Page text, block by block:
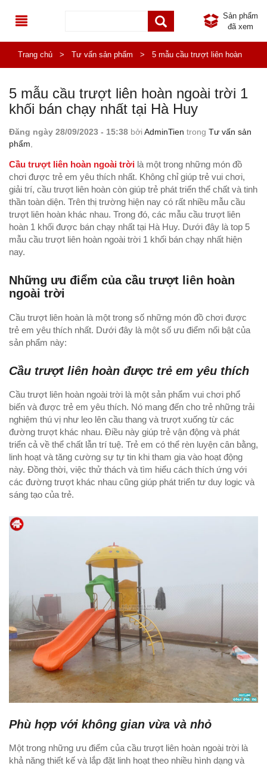
Sản phẩm
đã xem
TRANG CHỦ
DANH MỤC SẢN PHẨM
THÚ NHÚN LÒ XO CHO BÉ
BẬP BÊNH NGOÀI TRỜI
THANG LEO CẦU TRƯỢT NGOÀI TRỜI
CẦU TRƯỢT BỂ BƠI
THANG LEO VẬN ĐỘNG THỂ CHẤT
ĐU QUAY, MÂM QUAY CHO BÉ
NHÀ BÓNG NGOÀI TRỜI
BỘ LEO NÚI CHO BÉ
GÓC THIÊN NHIÊN, VƯỜN CỔ TÍCH
BỂ CHƠI CÁT NƯỚC CHO BÉ
LINH KIỆN ĐỒ CHƠI NGOÀI TRỜI
THIẾT BỊ THỂ THAO NGOÀI TRỜI PHỔ THÔNG
THIẾT BỊ THỂ DỤC NGOÀI TRỜI ĐA NĂNG
KHU VUI CHƠI LIÊN HOÀN
NHÀ LIÊN HOÀN TRONG NHÀ
PHỤ KIỆN NHÀ LIÊN HOÀN
ĐỒ CHƠI NHẬP KHẨU
BÀN GHẾ NHẬP KHẨU
CẦU TRƯỢT, XÍCH ĐU
NHÀ CHƠI CHO BÉ
BỂ BÓNG CHO BÉ
BẬP BÊNH CHO BÉ
XE CHÒI CHÂN, ĐẠP CHÂN
HẦM CHUI, CUNG CHUI, CỘT BÓNG RỔ
NHÀ LEO CẦU TRƯỢT
BỘ TẬP GYM CHO BÉ
BỘ VẬN ĐỘNG ĐA NĂNG, BỘ THỂ CHẤT
THẢM CỎ NHÂN TẠO
NỘI THẤT MẦM NON
GIƯỜNG NGỦ MẦM NON
BẢNG, GIÁ VẼ, HÀNG RÀO
TỦ, GIÁ, KỆ MẦM NON BẰNG GỖ TỰ NHIÊN
TỦ, GIÁ, KỆ MẦM NON BẰNG GỖ MDF
TỦ SẮT – TỦ TÀI LIỆU BẰNG SẮT
BÌNH ĐỰNG, BÌNH Ủ NƯỚC INOX
THIẾT BỊ INOX TRONG PHÒNG HỌC
THIẾT BỊ INOX TẠI NHÀ BẾP
ĐỒ CHƠI THEO THÔNG TƯ 02
SẢN PHẨM GIAO THÔNG CHO BÉ
GÓC XÂY DỰNG, LẮP GHÉP
GÓC LÀM QUEN VỚI CHỮ CÁI
GÓC LÀM QUEN VỚI MÔI TRƯỜNG
GÓC LÀM QUEN VỚI TOÁN
GÓC NGHỆ THUẬT ÂM NHẠC
GÓC NGHỆ THUẬT TẠO HÌNH
GÓC PHÂN VAI CHỦ ĐỀ GIA ĐÌNH
GÓC THIÊN NHIÊN, VƯỜN CỔ TÍCH
GÓC THƠ VÀ TRUYỆN KỂ
MÔ HÌNH SÂN CHƠI
TIN TỨC
TIN KHUYẾN MÃI
CÔNG TRÌNH
HOẠT ĐỘNG CÔNG TY
TƯ VẤN SẢN PHẨM
GÓC MẸ VÀ BÉ
VIDEO SẢN XUẤT
TUYỂN DỤNG
LIÊN HỆ
Trang chủ > Tư vấn sản phẩm > 5 mẫu cầu trượt liên hoàn
5 mẫu cầu trượt liên hoàn ngoài trời 1
khối bán chạy nhất tại Hà Huy
Đăng ngày 28/09/2023 - 15:38 bởi AdminTien trong Tư vấn sản
phẩm
Cầu trượt liên hoàn ngoài trời là một trong những món đồ
chơi được trẻ em yêu thích nhất. Không chỉ giúp trẻ vui chơi,
giải trí, cầu trượt liên hoàn còn giúp trẻ phát triển thể chất và tinh
thần toàn diện. Trên thị trường hiện nay có rất nhiều mẫu cầu
trượt liên hoàn khác nhau. Trong đó, các mẫu cầu trượt liên
hoàn 1 khối được bán chạy nhất tại Hà Huy. Dưới đây là top 5
mẫu cầu trượt liên hoàn ngoài trời 1 khối bán chạy nhất hiện
nay.
Những ưu điểm của cầu trượt liên hoàn
ngoài trời
Cầu trượt liên hoàn là một trong số những món đồ chơi được
trẻ em yêu thích nhất. Dưới đây là một số ưu điểm nổi bật của
sản phẩm này:
Cầu trượt liên hoàn được trẻ em yêu thích
Cầu trượt liên hoàn ngoài trời là một sản phẩm vui chơi phổ
biến và được trẻ em yêu thích. Nó mang đến cho trẻ những trải
nghiệm thú vị như leo lên cầu thang và trượt xuống từ các
đường trượt khác nhau. Điều này giúp trẻ vận động và phát
triển cả về thể chất lẫn trí tuệ. Trẻ em có thể rèn luyện cân bằng,
linh hoạt và tăng cường sự tự tin khi tham gia vào hoạt động
này. Đồng thời, việc thử thách và tìm hiểu cách thích ứng với
các đường trượt khác nhau cũng giúp phát triển tư duy logic và
sáng tạo của trẻ.
Phù hợp với không gian vừa và nhỏ
Một trong những ưu điểm của cầu trượt liên hoàn ngoài trời là
khả năng thiết kế và lắp đặt linh hoạt theo nhiều hình dạng và